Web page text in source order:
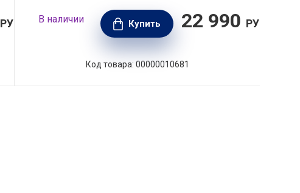
РУБ. В наличии Купить 22 990 РУБ.
Код товара: 00000010681